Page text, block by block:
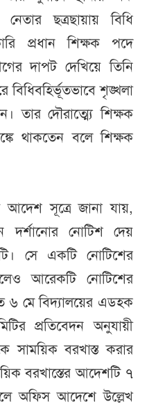
ছত্রছায়ায় বিধি
প্রধান শিক্ষক পদে
দাপট দেখিয়ে তিনি
বিধিবহির্ভূতভাবে শৃঙ্খলা
তার দৌরাত্ম্যে শিক্ষক
থাকতেন বলে শিক্ষক
আদেশ সূত্রে জানা যায়,
দর্শানোর নোটিশ দেয়
সে একটি নোটিশের
আরেকটি নোটিশের
৬ মে বিদ্যালয়ের এডহক
প্রতিবেদন অনুযায়ী
সাময়িক বরখাস্ত করার
বরখাস্তের আদেশটি ৭
অফিস আদেশে উল্লেখ